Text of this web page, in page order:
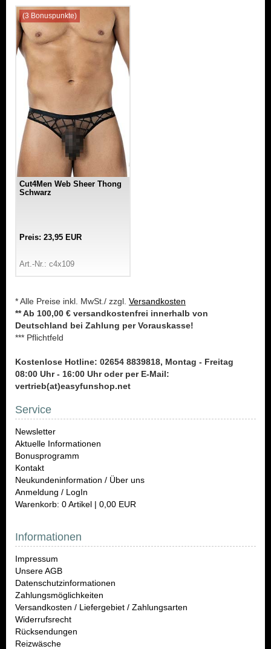
(3 Bonuspunkte)
Cut4Men Web Sheer Thong
Schwarz
Preis: 23,95 EUR
Art.-Nr.: c4x109
* Alle Preise inkl. MwSt./ zzgl. Versandkosten
** Ab 100,00 € versandkostenfrei innerhalb von
Deutschland bei Zahlung per Vorauskasse!
*** Pflichtfeld
Kostenlose Hotline: 02654 8839818, Montag - Freitag
08:00 Uhr - 16:00 Uhr oder per E-Mail:
vertrieb(at)easyfunshop.net
Service
Newsletter
Aktuelle Informationen
Bonusprogramm
Kontakt
Neukundeninformation / Über uns
Anmeldung / LogIn
Warenkorb: 0 Artikel | 0,00 EUR
Informationen
Impressum
Unsere AGB
Datenschutzinformationen
Zahlungsmöglichkeiten
Versandkosten / Liefergebiet / Zahlungsarten
Widerrufsrecht
Rücksendungen
Reizwäsche